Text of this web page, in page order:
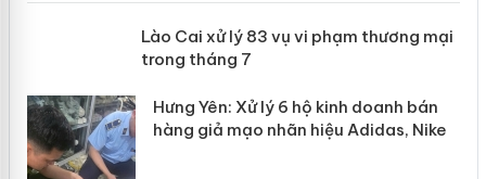
Lào Cai xử lý 83 vụ vi phạm thương
mại trong tháng 7